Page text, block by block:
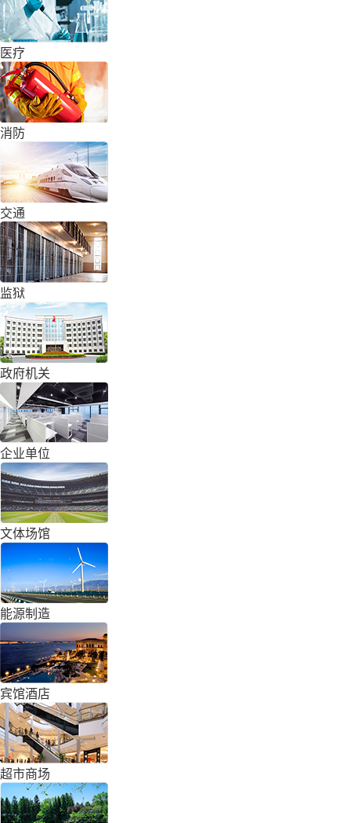
医疗
消防
交通
监狱
政府机关
企业单位
文体场馆
能源制造
宾馆酒店
超市商场